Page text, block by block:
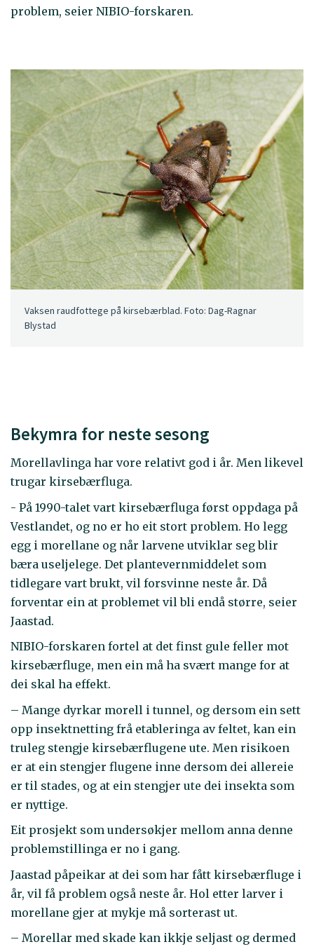
problem, seier NIBIO-forskaren.
Vaksen raudfottege på kirsebærblad. Foto: Dag-Ragnar
Blystad
Bekymra for neste sesong
Morellavlinga har vore relativt god i år. Men likevel
trugar kirsebærfluga.
- På 1990-talet vart kirsebærfluga først oppdaga på
Vestlandet, og no er ho eit stort problem. Ho legg
egg i morellane og når larvene utviklar seg blir
bæra useljelege. Det plantevernmiddelet som
tidlegare vart brukt, vil forsvinne neste år. Då
forventar ein at problemet vil bli endå større, seier
Jaastad.
NIBIO-forskaren fortel at det finst gule feller mot
kirsebærfluge, men ein må ha svært mange for at
dei skal ha effekt.
– Mange dyrkar morell i tunnel, og dersom ein sett
opp insektnetting frå etableringa av feltet, kan ein
truleg stengje kirsebærflugene ute. Men risikoen
er at ein stengjer flugene inne dersom dei allereie
er til stades, og at ein stengjer ute dei insekta som
er nyttige.
Eit prosjekt som undersøkjer mellom anna denne
problemstillinga er no i gang.
Jaastad påpeikar at dei som har fått kirsebærfluge i
år, vil få problem også neste år. Hol etter larver i
morellane gjer at mykje må sorterast ut.
– Morellar med skade kan ikkje seljast og dermed